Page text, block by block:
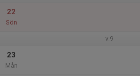
22
Sön
v.9
23
Mån